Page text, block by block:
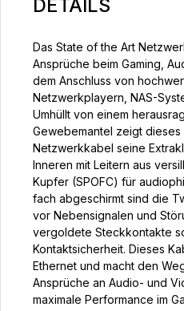
DETAILS
Das State of the Art
Ansprüche beim Gaming,
dem Anschluss von
Netzwerkplayern, NAS-
Umhüllt von einem
Gewebemantel zeigt dieses
Netzwerkkabel seine
Inneren mit Leitern aus
Kupfer (SPOFC) für
fach abgeschirmt sind die
vor Nebensignalen und
vergoldete Steckkontakte
Kontaktsicherheit. Dieses
Ethernet und macht den
Ansprüche an Audio- und
maximale Performance im